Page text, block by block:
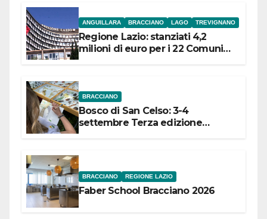
ANGUILLARA BRACCIANO LAGO TREVIGNANO
Regione Lazio: stanziati 4,2
milioni di euro per i 22 Comuni
BRACCIANO
Bosco di San Celso: 3-4
settembre Terza edizione
BRACCIANO REGIONE LAZIO
Faber School Bracciano 2026